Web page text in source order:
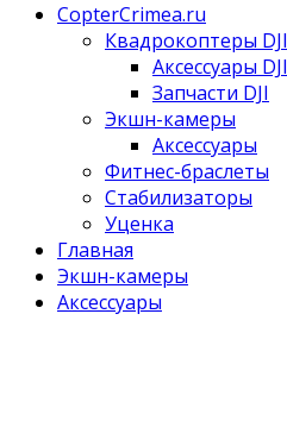
CopterCrimea.ru
Квадрокоптеры DJI
Аксессуары DJI
Запчасти DJI
Экшн-камеры
Аксессуары
Фитнес-браслеты
Стабилизаторы
Уценка
Главная
Экшн-камеры
Аксессуары